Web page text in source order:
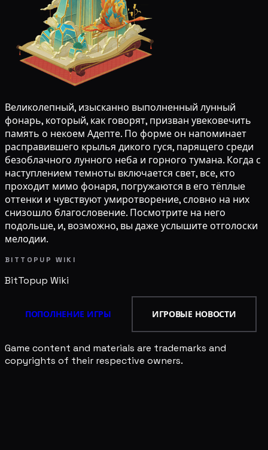
Великолепный, изысканно выполненный лунный
фонарь, который, как говорят, призван увековечить
память о некоем Адепте. По форме он напоминает
расправившего крылья дикого гуся, парящего среди
безоблачного лунного неба и горного тумана. Когда с
наступлением темноты включается свет, все, кто
проходит мимо фонаря, погружаются в его тёплые
оттенки и чувствуют умиротворение, словно на них
снизошло благословение. Посмотрите на него
подольше, и, возможно, вы даже услышите отголоски
мелодии.
BITTOPUP WIKI
BitTopup Wiki
ПОПОЛНЕНИЕ ИГРЫ ИГРОВЫЕ НОВОСТИ
Game content and materials are trademarks and
copyrights of their respective owners.